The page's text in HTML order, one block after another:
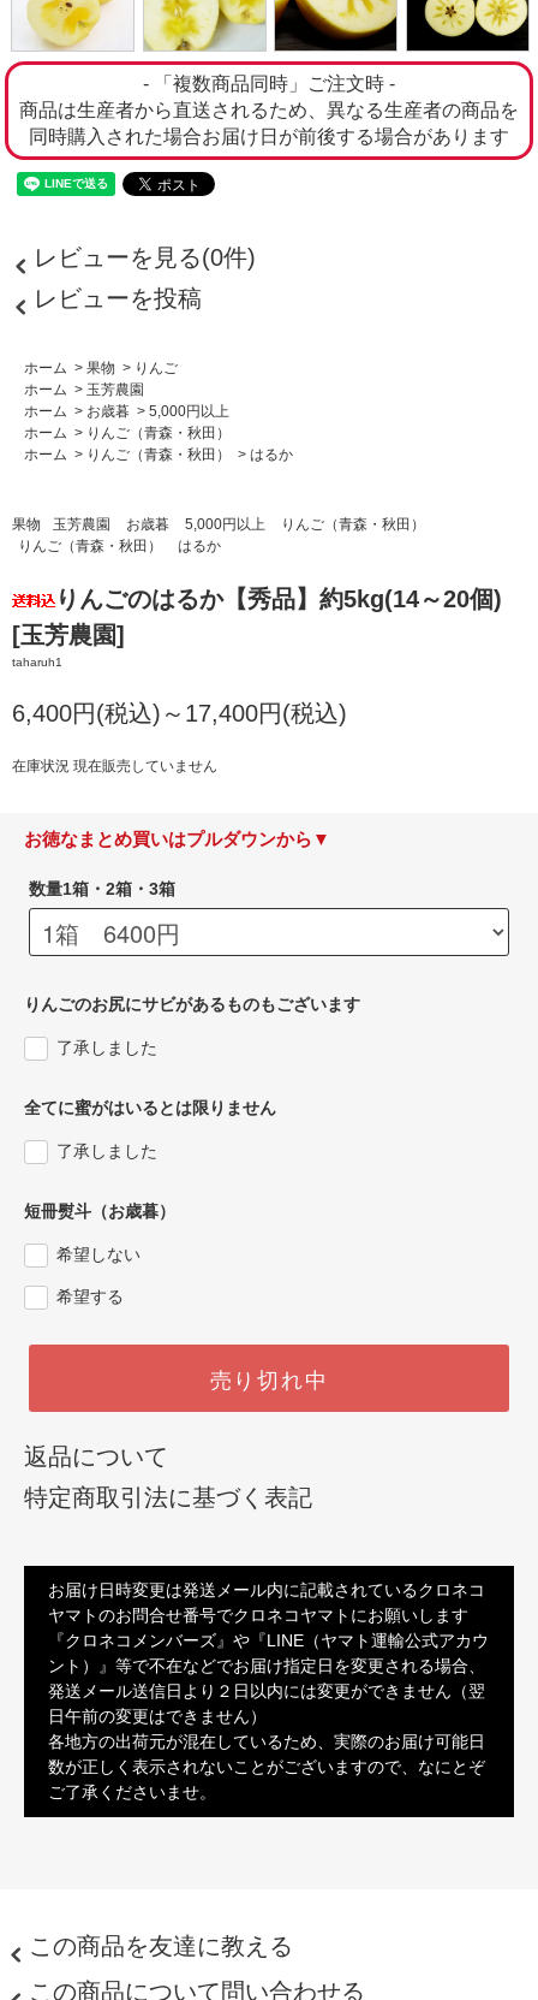
- 「複数商品同時」ご注文時 -
商品は生産者から直送されるため、異なる生産者の商品を
同時購入された場合お届け日が前後する場合があります
レビューを見る(0件)
レビューを投稿
ホーム > 果物 > りんご
ホーム > 玉芳農園
ホーム > お歳暮 > 5,000円以上
ホーム > りんご（青森・秋田）
ホーム > りんご（青森・秋田） > はるか
果物 玉芳農園 お歳暮 5,000円以上
りんご（青森・秋田）
りんご（青森・秋田）
はるか
りんごのはるか【秀品】約5kg(14～20個)
[玉芳農園]
taharuh1
6,400円(税込)～17,400円(税込)
在庫状況 現在販売していません
お徳なまとめ買いはプルダウンから▼
数量1箱・2箱・3箱
りんごのお尻にサビがあるものもございます
了承しました
全てに蜜がはいるとは限りません
了承しました
短冊熨斗（お歳暮）
希望しない
希望する
売り切れ中
返品について
特定商取引法に基づく表記
お届け日時変更は発送メール内に記載されているクロネコ
ヤマトのお問合せ番号でクロネコヤマトにお願いします
『クロネコメンバーズ』や『LINE（ヤマト運輸公式アカウ
ント）』等で不在などでお届け指定日を変更される場合、
発送メール送信日より２日以内には変更ができません（翌
日午前の変更はできません）
各地方の出荷元が混在しているため、実際のお届け可能日
数が正しく表示されないことがございますので、なにとぞ
ご了承くださいませ。
この商品を友達に教える
この商品について問い合わせる